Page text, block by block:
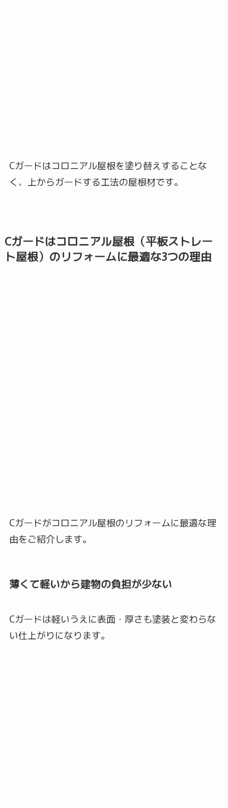
Cガードはコロニアル屋根を塗り替えすることな
く、上からガードする工法の屋根材です。
Cガードはコロニアル屋根（平板ストレー
ト屋根）のリフォームに最適な3つの理由
Cガードがコロニアル屋根のリフォームに最適な理
由をご紹介します。
薄くて軽いから建物の負担が少ない
Cガードは軽いうえに表面・厚さも塗装と変わらな
い仕上がりになります。